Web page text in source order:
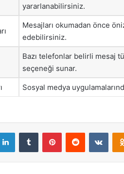
yararlanabilirsiniz.
Mesajları okumadan önce
edebilirsiniz.
Bazı telefonlar belirli mesaj
seçeneği sunar.
Sosyal medya
LinkedInTumblr PinterestReddit